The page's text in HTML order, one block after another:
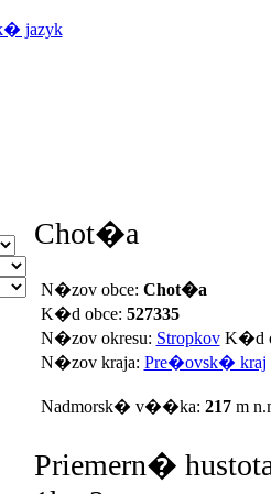
Chot�a
N�zov obce: Chot�a
K�d obce: 527335
N�zov okresu: StropkovK�d
N�zov kraja: Pre�ovsk� kraj
Nadmorsk� v��ka: 217m
Priemern�